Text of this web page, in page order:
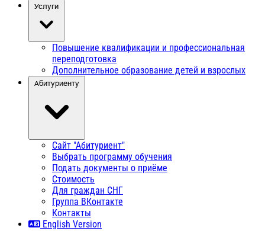
Услуги
Повышение квалификации и профессиональная
переподготовка
Дополнительное образование детей и взрослых
Абитуриенту
Сайт "Абитуриент"
Выбрать программу обучения
Подать документы о приёме
Стоимость
Для граждан СНГ
Группа ВКонтакте
Контакты
English Version